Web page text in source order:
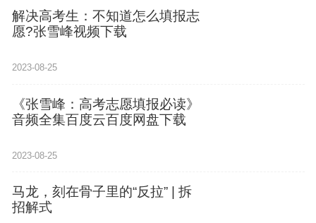
解决高考生：不知道怎么填报志
愿?张雪峰视频下载
2023-08-25
《张雪峰：高考志愿填报必读》
音频全集百度云百度网盘下载
2023-08-25
马龙，刻在骨子里的“反拉” | 拆
招解式